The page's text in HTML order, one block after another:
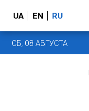
UA EN RU
СБ, 08 АВГУСТА